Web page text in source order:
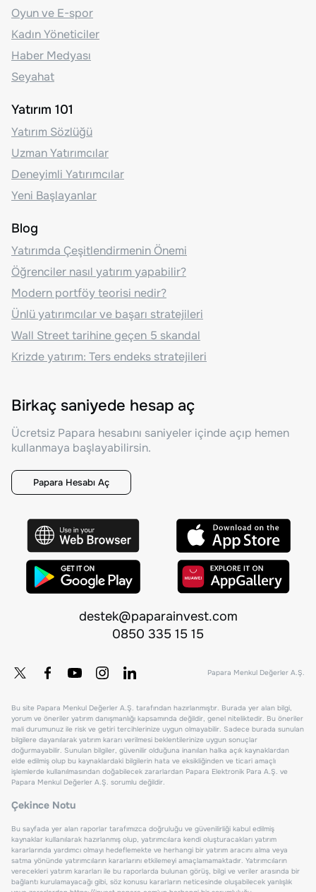
Oyun ve E-spor
Kadın Yöneticiler
Haber Medyası
Seyahat
Yatırım 101
Yatırım Sözlüğü
Uzman Yatırımcılar
Deneyimli Yatırımcılar
Yeni Başlayanlar
Blog
Yatırımda Çeşitlendirmenin Önemi
Öğrenciler nasıl yatırım yapabilir?
Modern portföy teorisi nedir?
Ünlü yatırımcılar ve başarı stratejileri
Wall Street tarihine geçen 5 skandal
Krizde yatırım: Ters endeks stratejileri
Birkaç saniyede hesap aç
Ücretsiz Papara hesabını saniyeler içinde açıp hemen
kullanmaya başlayabilirsin.
Papara Hesabı Aç
destek@paparainvest.com
0850 335 15 15
Papara Menkul Değerler A.Ş.
Bu site Papara Menkul Değerler A.Ş. tarafından hazırlanmıştır. Burada yer alan bilgi,
yorum ve öneriler yatırım danışmanlığı kapsamında değildir, genel niteliktedir. Bu öneriler
mali durumunuz ile risk ve getiri tercihlerinize uygun olmayabilir. Sadece burada sunulan
bilgilere dayanılarak yatırım kararı verilmesi beklentilerinize uygun sonuçlar
doğurmayabilir. Sunulan bilgiler, güvenilir olduğuna inanılan halka açık kaynaklardan
elde edilmiş olup bu kaynaklardaki bilgilerin hata ve eksikliğinden ve ticari amaçlı
işlemlerde kullanılmasından doğabilecek zararlardan Papara Elektronik Para A.Ş. ve
Papara Menkul Değerler A.Ş. sorumlu değildir.
Çekince Notu
Bu sayfada yer alan raporlar tarafımızca doğruluğu ve güvenilirliği kabul edilmiş
kaynaklar kullanılarak hazırlanmış olup, yatırımcılara kendi oluşturacakları yatırım
kararlarında yardımcı olmayı hedeflemekte ve herhangi bir yatırım aracını alma veya
satma yönünde yatırımcıların kararlarını etkilemeyi amaçlamamaktadır. Yatırımcıların
verecekleri yatırım kararları ile bu raporlarda bulunan görüş, bilgi ve veriler arasında bir
bağlantı kurulamayacağı gibi, söz konusu kararların neticesinde oluşabilecek yanlışlık